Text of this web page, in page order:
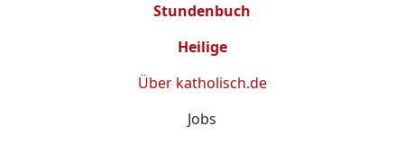
Stundenbuch
Heilige
Über katholisch.de
Jobs